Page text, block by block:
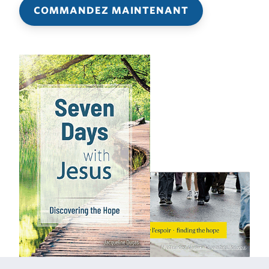
COMMANDEZ MAINTENANT